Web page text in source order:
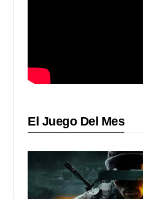
El Juego Del Mes